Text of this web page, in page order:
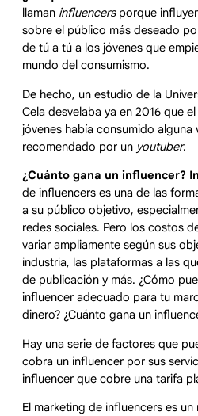
llaman influencersporque
sobre el público más deseado
de tú a tú a los jóvenes que
mundo del consumismo.
De hecho, un estudio de la
Cela desvelaba ya en 2016 que
jóvenes había consumido alguna
recomendado por un youtuber.
¿Cuánto gana un influencer?
de influencers es una de las
a su público objetivo,
redes sociales. Pero los costos
variar ampliamente según sus
industria, las plataformas a las
de publicación y más. ¿Cómo
influencer adecuado para tu
dinero? ¿Cuánto gana un
Hay una serie de factores que
cobra un influencer por sus
influencer que cobre una tarifa
El marketing de influencers es